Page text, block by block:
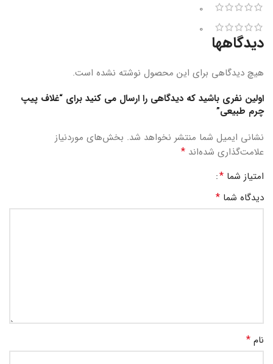
0
0
دیدگاهها
هیچ دیدگاهی برای این محصول نوشته نشده است.
اولین نفری باشید که دیدگاهی را ارسال می کنید برای “غلاف پیپ
چرم طبیعی”
نشانی ایمیل شما منتشر نخواهد شد. بخش‌های موردنیاز
علامت‌گذاری شده‌اند *
امتیاز شما *
دیدگاه شما *
نام *